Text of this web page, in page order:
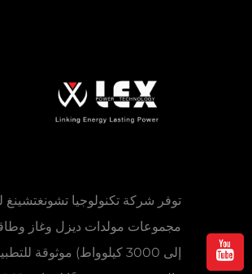
توفر شركة تكنولوجيا
إلى 3000 كيلوواط) موثوقة